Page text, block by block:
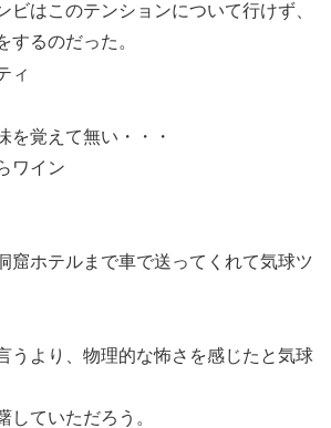
ビはこのテンションについて行けず、
するのだった。
を覚えて無い・・・
窟ホテルまで車で送ってくれて気球ツ
うより、物理的な怖さを感じたと気球
していただろう。